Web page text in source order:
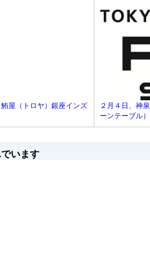
屋（トロヤ）銀座インズ
２月４日、神
ーンテーブル
います